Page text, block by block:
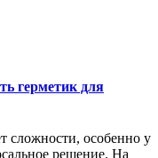
герметик для
сложности, особенно у
решение. На